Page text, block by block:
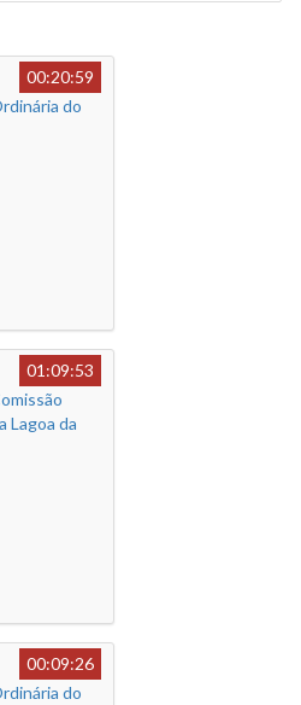
00:20:59
do
01:09:53
Lagoa da
00:09:26
do